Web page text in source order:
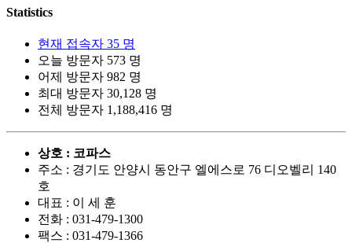
Statistics
현재 접속자 35 명
오늘 방문자 573 명
어제 방문자 982 명
최대 방문자 30,128 명
전체 방문자 1,188,416 명
상호 : 코파스
주소 : 경기도 안양시 동안구 엘에스로 76 디오벨리 140
호
대표 : 이 세 훈
전화 : 031-479-1300
팩스 : 031-479-1366